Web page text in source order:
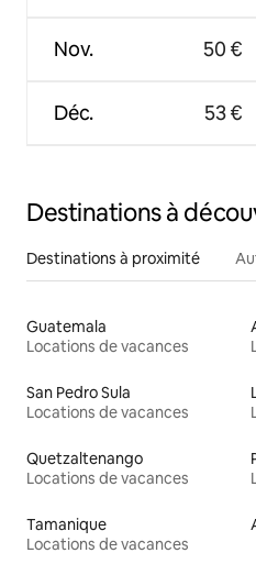
Nov.
Déc.
50 €
53 €
Destinations à
Destinations à proximité
Guatemala
Locations de vacances
San Pedro Sula
Locations de vacances
Quetzaltenango
Locations de vacances
Tamanique
Locations de vacances